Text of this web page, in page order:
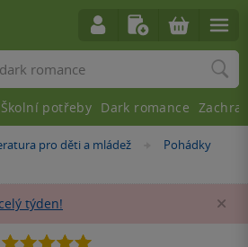
pro děti a mládež »Pohádky
týden!
5.0
Školní potřeby Dark romance